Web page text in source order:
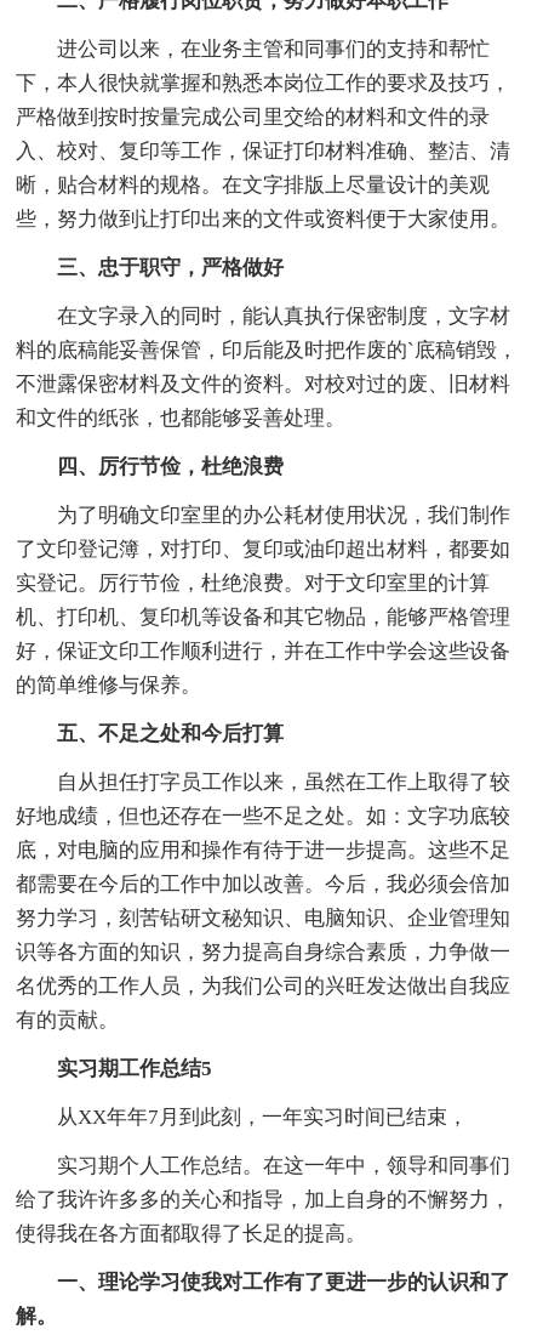
进公司以来，在业务主管和同事们的支持和帮忙
下，本人很快就掌握和熟悉本岗位工作的要求及技巧，
严格做到按时按量完成公司里交给的材料和文件的录
入、校对、复印等工作，保证打印材料准确、整洁、清
晰，贴合材料的规格。在文字排版上尽量设计的美观
些，努力做到让打印出来的文件或资料便于大家使用。
三、忠于职守，严格做好
在文字录入的同时，能认真执行保密制度，文字材
料的底稿能妥善保管，印后能及时把作废的`底稿销毁，
不泄露保密材料及文件的资料。对校对过的废、旧材料
和文件的纸张，也都能够妥善处理。
四、厉行节俭，杜绝浪费
为了明确文印室里的办公耗材使用状况，我们制作
了文印登记簿，对打印、复印或油印超出材料，都要如
实登记。厉行节俭，杜绝浪费。对于文印室里的计算
机、打印机、复印机等设备和其它物品，能够严格管理
好，保证文印工作顺利进行，并在工作中学会这些设备
的简单维修与保养。
五、不足之处和今后打算
自从担任打字员工作以来，虽然在工作上取得了较
好地成绩，但也还存在一些不足之处。如：文字功底较
底，对电脑的应用和操作有待于进一步提高。这些不足
都需要在今后的工作中加以改善。今后，我必须会倍加
努力学习，刻苦钻研文秘知识、电脑知识、企业管理知
识等各方面的知识，努力提高自身综合素质，力争做一
名优秀的工作人员，为我们公司的兴旺发达做出自我应
有的贡献。
实习期工作总结5
从XX年年7月到此刻，一年实习时间已结束，
实习期个人工作总结。在这一年中，领导和同事们
给了我许许多多的关心和指导，加上自身的不懈努力，
使得我在各方面都取得了长足的提高。
一、理论学习使我对工作有了更进一步的认识和了
解。